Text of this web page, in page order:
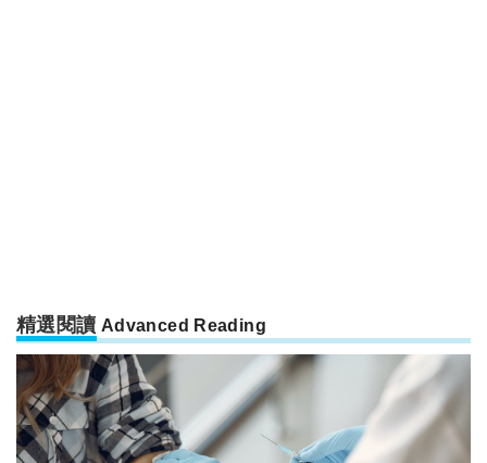
精選閱讀 Advanced Reading